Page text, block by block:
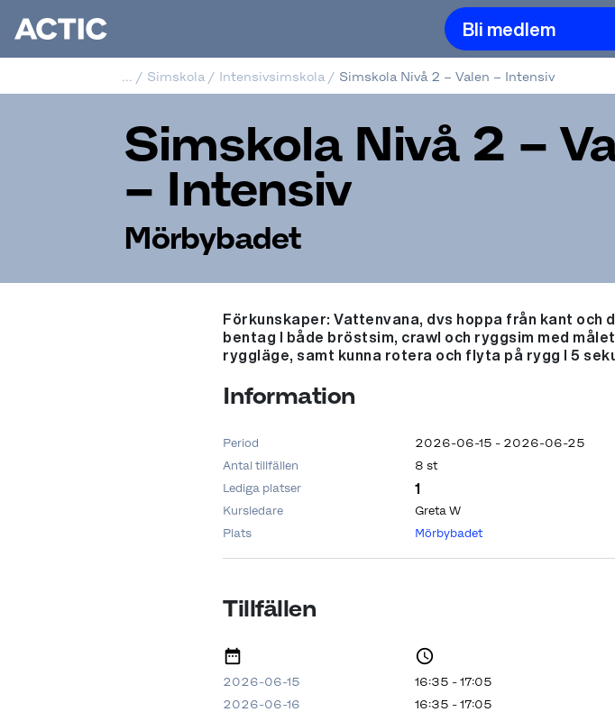
Bli medlem
... / Simskola / Intensivsimskola / Simskola Nivå 2 – Valen – Intensiv
Simskola Nivå 2 –
– Intensiv
Mörbybadet
Förkunskaper: Vattenvana, dvs hoppa från kant och
bentag I både bröstsim, crawl och ryggsim med
ryggläge, samt kunna rotera och flyta på rygg I 5
Information
Period
2026-06-15 - 2026-06-25
Antal tillfällen
8 st
Lediga platser
1
Kursledare
Greta W
Plats
Mörbybadet
Tillfällen
2026-06-15
16:35 - 17:05
2026-06-16
16:35 - 17:05